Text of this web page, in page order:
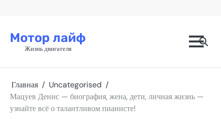
Мотор лайф
Жизнь двигателя
Главная
Uncategorised
Мацуев Денис — биография, жена, дети, личная жизнь —
узнайте всё о талантливом пианисте!